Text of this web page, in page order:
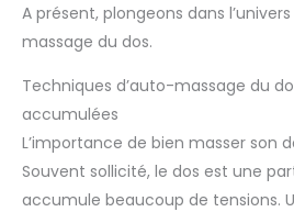
A présent, plongeons dans
massage du dos.
Techniques d’auto-massage du
accumulées
L’importance de bien masser son
Souvent sollicité, le dos est une
accumule beaucoup de tensions.